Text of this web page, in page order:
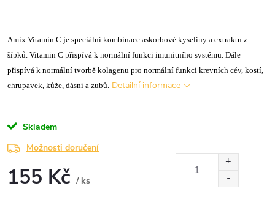
Amix Vitamin C je speciální kombinace askorbové kyseliny a extraktu z
šípků. Vitamin C přispívá k normální funkci imunitního systému. Dále
přispívá k normální tvorbě kolagenu pro normální funkci krevních cév, kostí,
chrupavek, kůže, dásní a zubů. Detailní informace
Skladem
Možnosti doručení
155 Kč / ks